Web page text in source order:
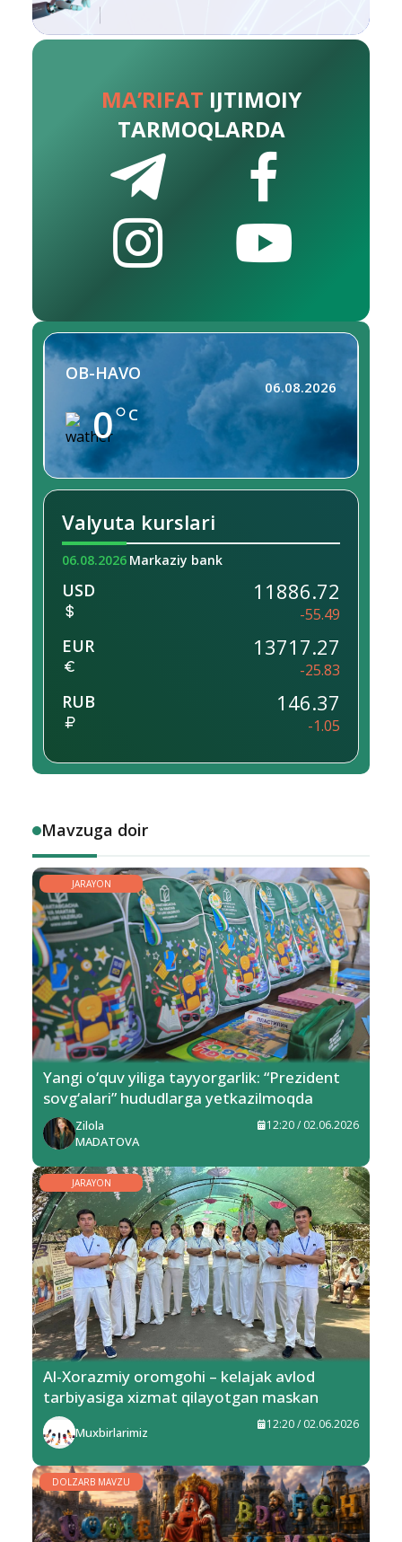
MA’RIFAT IJTIMOIY
TARMOQLARDA
OB-HAVO
0 C
06.08.2026
Valyuta kurslari
06.08.2026 Markaziy bank
USD 11886.72
-55.49
EUR 13717.27
-25.83
RUB 146.37
-1.05
Mavzuga doir
JARAYON
Yangi o‘quv yiliga tayyorgarlik: “Prezident
sovg‘alari” hududlarga yetkazilmoqda
Zilola
MADATOVA
12:20 / 02.06.2026
JARAYON
Al-Xorazmiy oromgohi – kelajak avlod
tarbiyasiga xizmat qilayotgan maskan
Muxbirlarimiz
12:20 / 02.06.2026
DOLZARB MAVZU